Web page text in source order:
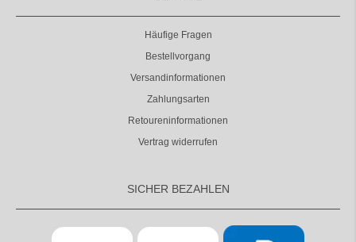
Häufige Fragen
Bestellvorgang
Versandinformationen
Zahlungsarten
Retoureninformationen
Vertrag widerrufen
SICHER BEZAHLEN